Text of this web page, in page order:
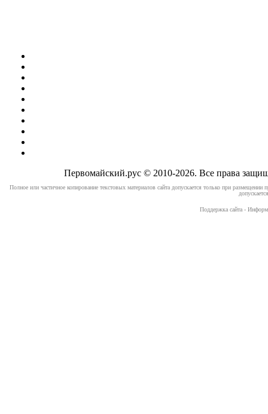
Первомайский.рус © 2010-2026. Все права
Полное или частичное копирование текстовых материалов сайта допускается только при
Поддержка сайта -